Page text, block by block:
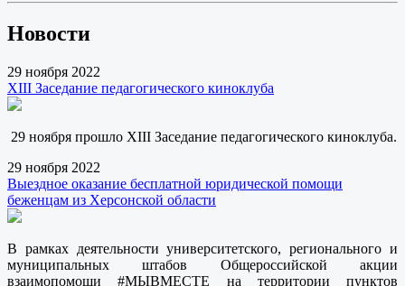
Новости
29 ноября 2022
XIII Заседание педагогического киноклуба
29 ноября прошло XIII Заседание педагогического киноклуба.
29 ноября 2022
Выездное оказание бесплатной юридической помощи
беженцам из Херсонской области
В рамках деятельности университетского, регионального и
муниципальных штабов Общероссийской акции
взаимопомощи #МЫВМЕСТЕ на территории пунктов